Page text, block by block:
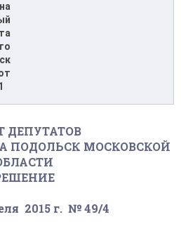
ДЕПУТАТОВ
ПОДОЛЬСК МОСКОВСКОЙ
2015 г. № 49/4